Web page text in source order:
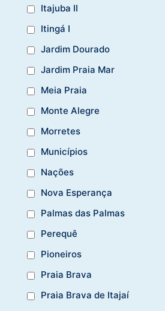
Itajuba II
Itingá I
Jardim Dourado
Jardim Praia Mar
Meia Praia
Monte Alegre
Morretes
Municípios
Nações
Nova Esperança
Palmas das Palmas
Perequê
Pioneiros
Praia Brava
Praia Brava de Itajaí